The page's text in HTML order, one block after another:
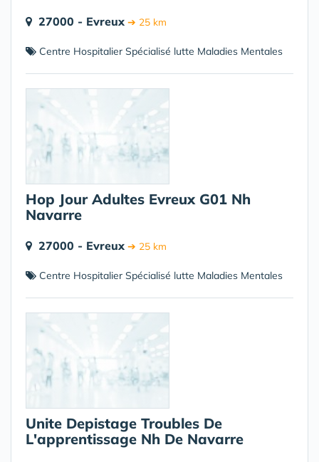
27000 - Evreux ➔ 25 km
Centre Hospitalier Spécialisé lutte Maladies Mentales
Hop Jour Adultes Evreux G01 Nh
Navarre
27000 - Evreux ➔ 25 km
Centre Hospitalier Spécialisé lutte Maladies Mentales
Unite Depistage Troubles De
L'apprentissage Nh De Navarre